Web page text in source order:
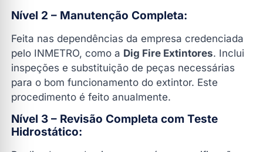
Nível 2 – Manutenção Completa:
Feita nas dependências da empresa credenciada
pelo INMETRO, como a Dig Fire Extintores. Inclui
inspeções e substituição de peças necessárias
para o bom funcionamento do extintor. Este
procedimento é feito anualmente.
Nível 3 – Revisão Completa com Teste
Hidrostático: